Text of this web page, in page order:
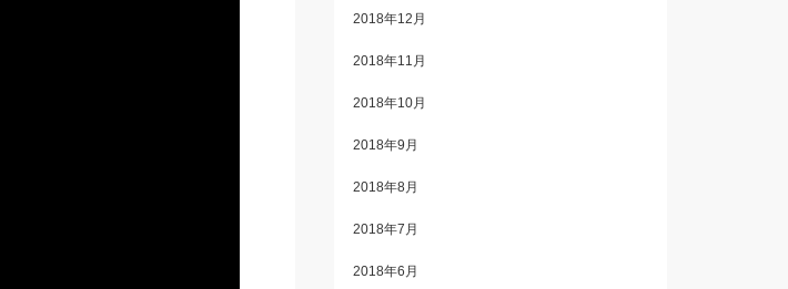
2018年12月
2018年11月
2018年10月
2018年9月
2018年8月
2018年7月
2018年6月